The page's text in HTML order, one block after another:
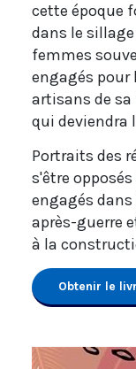
cette époque
dans le
femmes
engagés pour
artisans de
qui deviendra
Portraits des
s'être
engagés
après-guerre
à la
Obtenir le